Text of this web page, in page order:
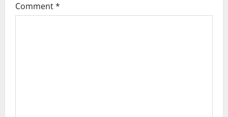
i
Comment*